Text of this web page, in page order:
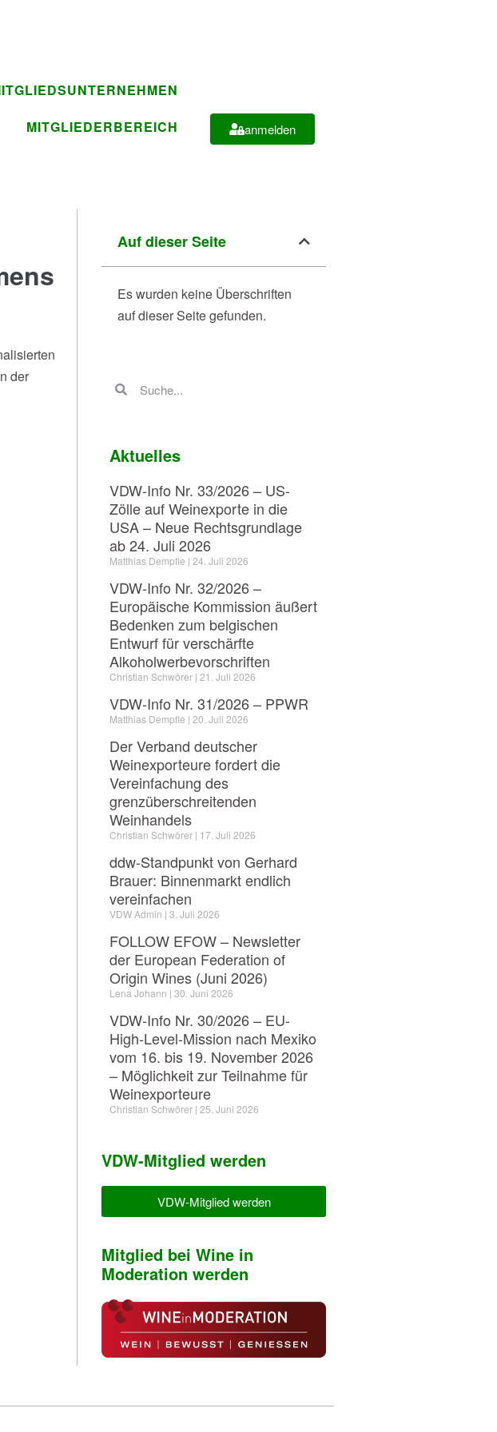
MITGLIEDERBEREICH anmelden
der
Auf dieser Seite
Es wurden keine Überschriften
auf dieser Seite gefunden.
Aktuelles
VDW-Info Nr. 33/2026 – US-
Zölle auf Weinexporte in die
USA – Neue Rechtsgrundlage
ab 24. Juli 2026
Matthias Dempfle 24. Juli 2026
VDW-Info Nr. 32/2026 –
Europäische Kommission äußert
Bedenken zum belgischen
Entwurf für verschärfte
Alkoholwerbevorschriften
Christian Schwörer 21. Juli 2026
VDW-Info Nr. 31/2026 – PPWR
Matthias Dempfle 20. Juli 2026
Der Verband deutscher
Weinexporteure fordert die
Vereinfachung des
grenzüberschreitenden
Weinhandels
Christian Schwörer 17. Juli 2026
ddw-Standpunkt von Gerhard
Brauer: Binnenmarkt endlich
vereinfachen
VDW Admin 3. Juli 2026
FOLLOW EFOW – Newsletter
der European Federation of
Origin Wines (Juni 2026)
Lena Johann 30. Juni 2026
VDW-Info Nr. 30/2026 – EU-
High-Level-Mission nach Mexiko
vom 16. bis 19. November 2026
– Möglichkeit zur Teilnahme für
Weinexporteure
Christian Schwörer 25. Juni 2026
VDW-Mitglied werden
VDW-Mitglied werden
Mitglied bei Wine in
Moderation werden